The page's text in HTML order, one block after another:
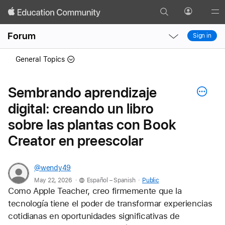
Search Profile
Forum
Local
Nav
Local
Nav
Sign in
General Topics
Sembrando aprendizaje
digital: creando un libro
sobre las plantas con Book
Creator en preescolar
@wendy49
May 22, 2026 . Español – Spanish . Public
Como Apple Teacher, creo firmemente que la
tecnología tiene el poder de transformar experiencias
cotidianas en oportunidades significativas de